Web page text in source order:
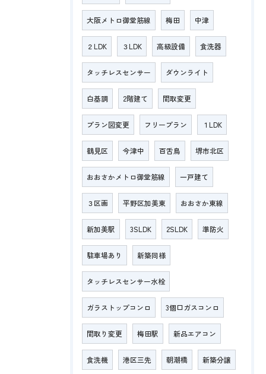
大阪メトロ御堂筋線 梅田 中津
２LDK ３LDK 高級設備 食洗器
タッチレスセンサー ダウンライト
白基調 2階建て 間取変更
プラン図変更 フリープラン １LDK
鶴見区 今津中 百舌鳥 堺市北区
おおさかメトロ御堂筋線 一戸建て
３区画 平野区加美東 おおさか東線
新加美駅 3SLDK 2SLDK 準防火
駐車場あり 新築同様
タッチレスセンサー水栓
ガラストップコンロ 3個口ガスコンロ
間取り変更 梅田駅 新品エアコン
食洗機 港区三先 朝潮橋 新築分譲